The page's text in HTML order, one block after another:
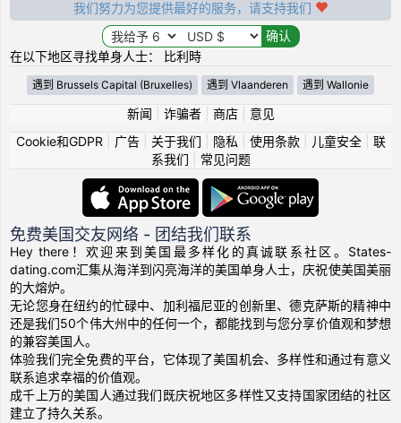
我们努力为您提供最好的服务，请支持我们
在以下地区寻找单身人士： 比利時
遇到 Brussels Capital (Bruxelles) 遇到 Vlaanderen 遇到 Wallonie
新闻 诈骗者| 商店| 意见
Cookie和GDPR
广告| 关于我们 隐私 使用条款| 儿童安全| 联
系我们
常见问题
免费美国交友网络 - 团结我们联系
Hey there！欢迎来到美国最多样化的真诚联系社区。States-
dating.com汇集从海洋到闪亮海洋的美国单身人士，庆祝使美国美丽
的大熔炉。
无论您身在纽约的忙碌中、加利福尼亚的创新里、德克萨斯的精神中
还是我们50个伟大州中的任何一个，都能找到与您分享价值观和梦想
的兼容美国人。
体验我们完全免费的平台，它体现了美国机会、多样性和通过有意义
联系追求幸福的价值观。
成千上万的美国人通过我们既庆祝地区多样性又支持国家团结的社区
建立了持久关系。